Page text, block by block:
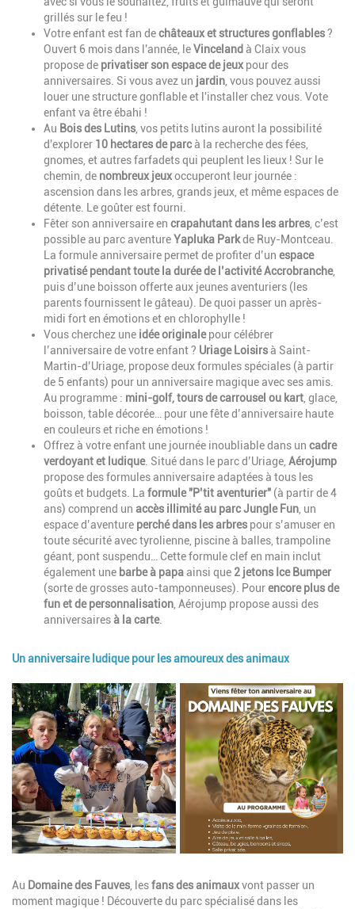
grillés sur le feu !
Votre enfant est fan dechâteaux et structures gonflables?
Ouvert 6 mois dans l'année, leVincelandà Claix vous
propose de privatiser son espace de jeux pour des
anniversaires. Si vous avez un jardin , vous pouvez aussi
louer une structure gonflable et l'installer chez vous. Vote
enfant va être ébahi !
Au Bois des Lutins , vos petits lutins auront la possibilité
d'explorer 10 hectares de parcà la recherche des fées,
gnomes, et autres farfadets qui peuplent les lieux ! Sur le
chemin, de nombreux jeuxoccuperont leur journée :
ascension dans les arbres, grands jeux, et même espaces de
détente. Le goûter est fourni.
Fêter son anniversaire en crapahutant dans les arbres , c’est
possible au parc aventureYapluka Parkde Ruy-Montceau.
La formule anniversaire permet de profiter d’un espace
privatisé pendant toute la durée de l’activité Accrobranche,
puis d’une boisson offerte aux jeunes aventuriers (les
parents fournissent le gâteau). De quoi passer un après-
midi fort en émotions et en chlorophylle !
Vous cherchez une idée originalepour célébrer
l’anniversaire de votre enfant ? Uriage Loisirsà Saint-
Martin-d’Uriage, propose deux formules spéciales (à partir
de 5 enfants) pour un anniversaire magique avec ses amis.
Au programme : mini-golf, tours de carrousel ou kart , glace,
boisson, table décorée… pour une fête d’anniversaire haute
en couleurs et riche en émotions !
Offrez à votre enfant une journée inoubliable dans un cadre
verdoyant et ludique. Situé dans le parc d’Uriage, Aérojump
propose des formules anniversaire adaptées à tous les
goûts et budgets. La formule "P’tit aventurier" (à partir de 4
ans) comprend un accès illimité au parc Jungle Fun , un
espace d’aventure perché dans les arbres pour s’amuser en
toute sécurité avec tyrolienne, piscine à balles, trampoline
géant, pont suspendu… Cette formule clef en main inclut
également une barbe à papaainsi que 2 jetons Ice Bumper
(sorte de grosses auto-tamponneuses). Pourencore plus de
fun et de personnalisation , Aérojump propose aussi des
anniversairesà la carte.
Un anniversaire ludique pour les amoureux des animaux
Image
Description
Au Domaine des Fauves, lesfans des animauxvont passer un
moment magique ! Découverte du parc spécialisé dans les